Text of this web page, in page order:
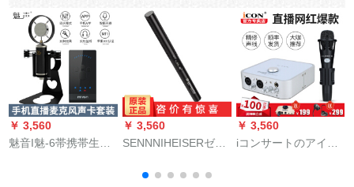
￥ 3,560
魅音I魅-6帯携帯生放
￥ 3,560
SENNNIHEISERゼル
门カメラ录音取材マ
￥ 3,560
iコンサートのアイケ